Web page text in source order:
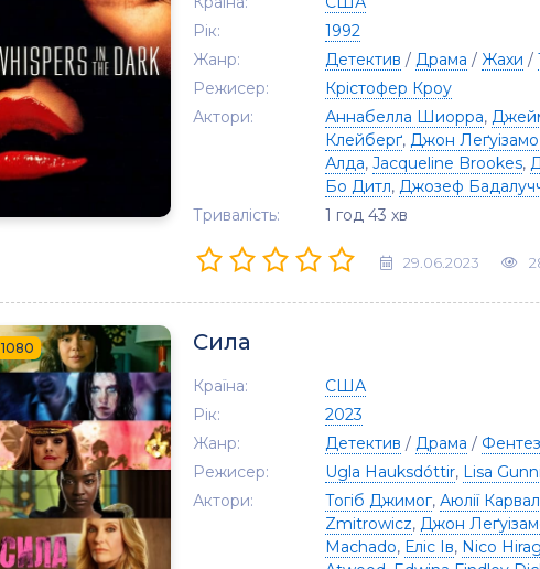
Рік:
1992
Жанр:
Детектив / Драма / Жахи /
Режисер:
Крістофер Кроу
Актори:
Аннабелла Шиорра,
Клейберґ, Джон Леґуізамо
Алда, Jacqueline Brookes,
Бо Дитл, Джозеф
Тривалість:
1 год 43 хв
29.06.2023
1080 Сила
Країна:
США
Рік:
2023
Жанр:
Детектив / Драма /
Режисер:
Ugla Hauksdóttir, Lisa
Актори:
Тогіб Джимог, Аюлії
Zmitrowicz, Джон
Machado, Еліс Ів, Nico